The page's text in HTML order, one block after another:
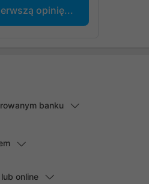
opinię...
banku
online